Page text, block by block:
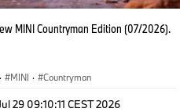
MINI Countryman Edition (07/2026).
· MINI · Countryman
29 09:10:11 CEST 2026